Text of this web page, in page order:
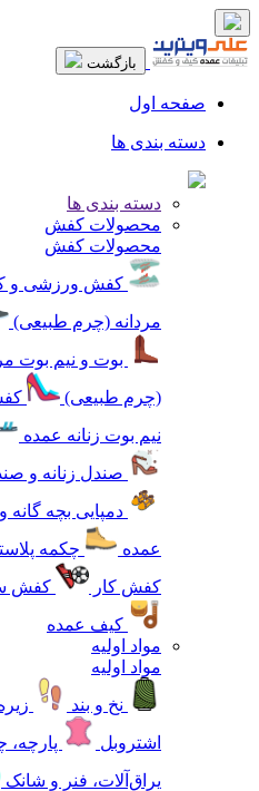
بازگشت
صفحه اول
دسته بندی ها
دسته بندی ها
محصولات کفش
محصولات کفش
کفش ورزشی و
مردانه (چرم طبیعی)
بوت و نیم بوت
(چرم طبیعی)
نیم بوت زنانه عمده
صندل زنانه و
دمپایی بچه گانه
عمده
چکمه
کفش کار
کفش
کیف عمده
مواد اولیه
مواد اولیه
نخ و بند
اشتروبل
یراق‌آلات، فنر و شانک